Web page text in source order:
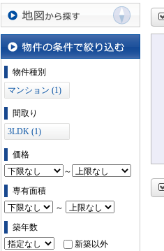
沿線・駅から探す
地図から探す
物件の条件で絞り込む
物件種別
マンション (1)
間取り
3LDK (1)
価格
～
専有面積
～
築年数
新築以外